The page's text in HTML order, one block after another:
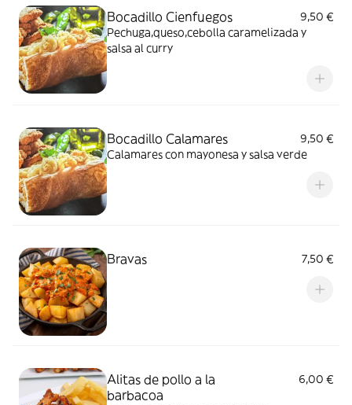
Bocadillo Cienfuegos
9,50 €
Pechuga,queso,cebolla caramelizada y
salsa al curry
Bocadillo Calamares
9,50 €
Calamares con mayonesa y salsa verde
Bravas 7,50 €
Alitas de pollo a la
barbacoa
6,00 €